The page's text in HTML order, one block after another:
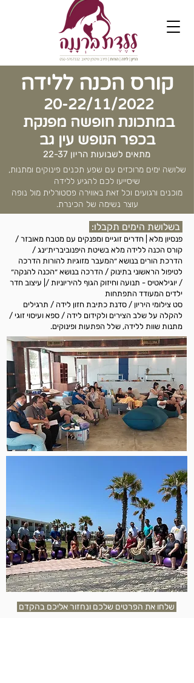
קורס הכנה ללידה
20-22/11/2022
בכפר הנופש עין גב
מתאים לשבועות הריון 22-37
שלושה ימים מרוכזים עם שפע תכנים פינוקים ומתנות,
שיסייעו לכם להגיע ללידה
מוכנים ורגועים וכל זאת באווירה פסטורלית מול נופה
עוצר נשימה של הכינרת.
בשלושת הימים תקבלו:
פנסיון מלא | חדרים זוגיים ומפנקים עם מטבח מאובזר /
קורס הכנה ללידה מלא בשיטת היפנוביברית׳ינג /
הדרכת הורים בנושא ״המעבר מזוגיות להורות הדרכה
לטיפול הראשוני בתינוק / הדרכה בנושא ״הכנה להנקה״
/ יוגילאטיס - תנועה וחיזוק הגוף להיריוניות /| עיצוב חדר
ילדים המעודד התפתחות
סט צילומי היריון / סדנת כתיבת חזון לידה / תרגילים
להקלה על שלב הצירים ולקידום לידה / ספא ועיסוי זוגי /
מתנות שוות ללידה, שלל הפתעות ופינוקים.